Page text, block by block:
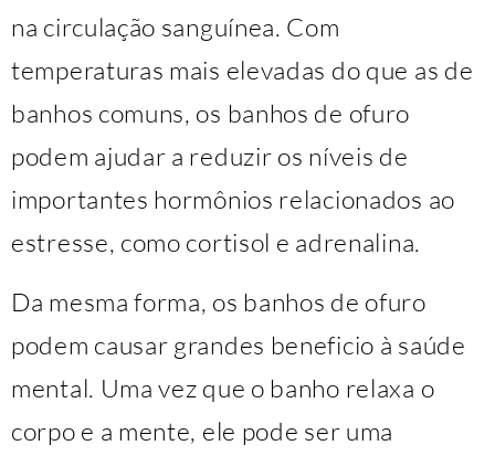
na circulação sanguínea. Com
temperaturas mais elevadas do que as de
banhos comuns, os banhos de ofuro
podem ajudar a reduzir os níveis de
importantes hormônios relacionados ao
estresse, como cortisol e adrenalina.
Da mesma forma, os banhos de ofuro
podem causar grandes beneficio à saúde
mental. Uma vez que o banho relaxa o
corpo e a mente, ele pode ser uma